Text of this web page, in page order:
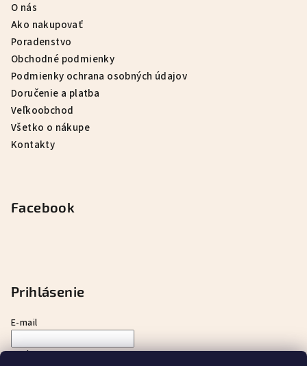
O nás
Ako nakupovať
Poradenstvo
Obchodné podmienky
Podmienky ochrana osobných údajov
Doručenie a platba
Veľkoobchod
Všetko o nákupe
Kontakty
Facebook
Prihlásenie
E-mail
Heslo